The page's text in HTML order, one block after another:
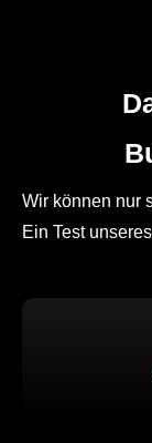
Wir können nur
Ein Test